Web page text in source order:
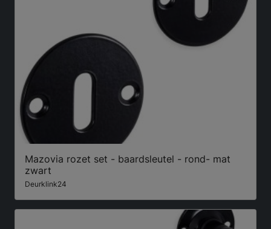
Mazovia rozet set - baardsleutel - rond- mat
zwart
Deurklink24